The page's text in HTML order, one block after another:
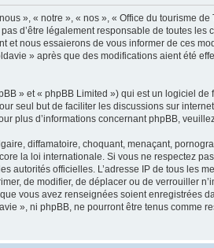
», « notre », « nos », « Office du tourisme
d’être légalement responsable de toutes
et nous essaierons de vous informer de ces
» après que des modifications aient été
» et « phpBB Limited ») qui est un logiciel
seul but de faciliter les discussions sur
plus d’informations concernant phpBB,
diffamatoire, choquant, menaçant,
la loi internationale. Si vous ne respectez
autorités officielles. L’adresse IP de tous les
de modifier, de déplacer ou de verrouiller
vous avez renseignées soient enregistrées
», ni phpBB, ne pourront être tenus comme